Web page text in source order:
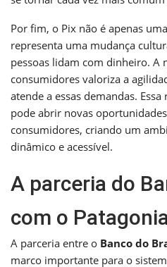
Por fim, o Pix não é apenas
representa uma mudança
pessoas lidam com dinheiro. A
consumidores valoriza a
atende a essas demandas.
pode abrir novas
consumidores, criando um
dinâmico e acessível.
A parceria do
com o
A parceria entre o Banco do
marco importante para o